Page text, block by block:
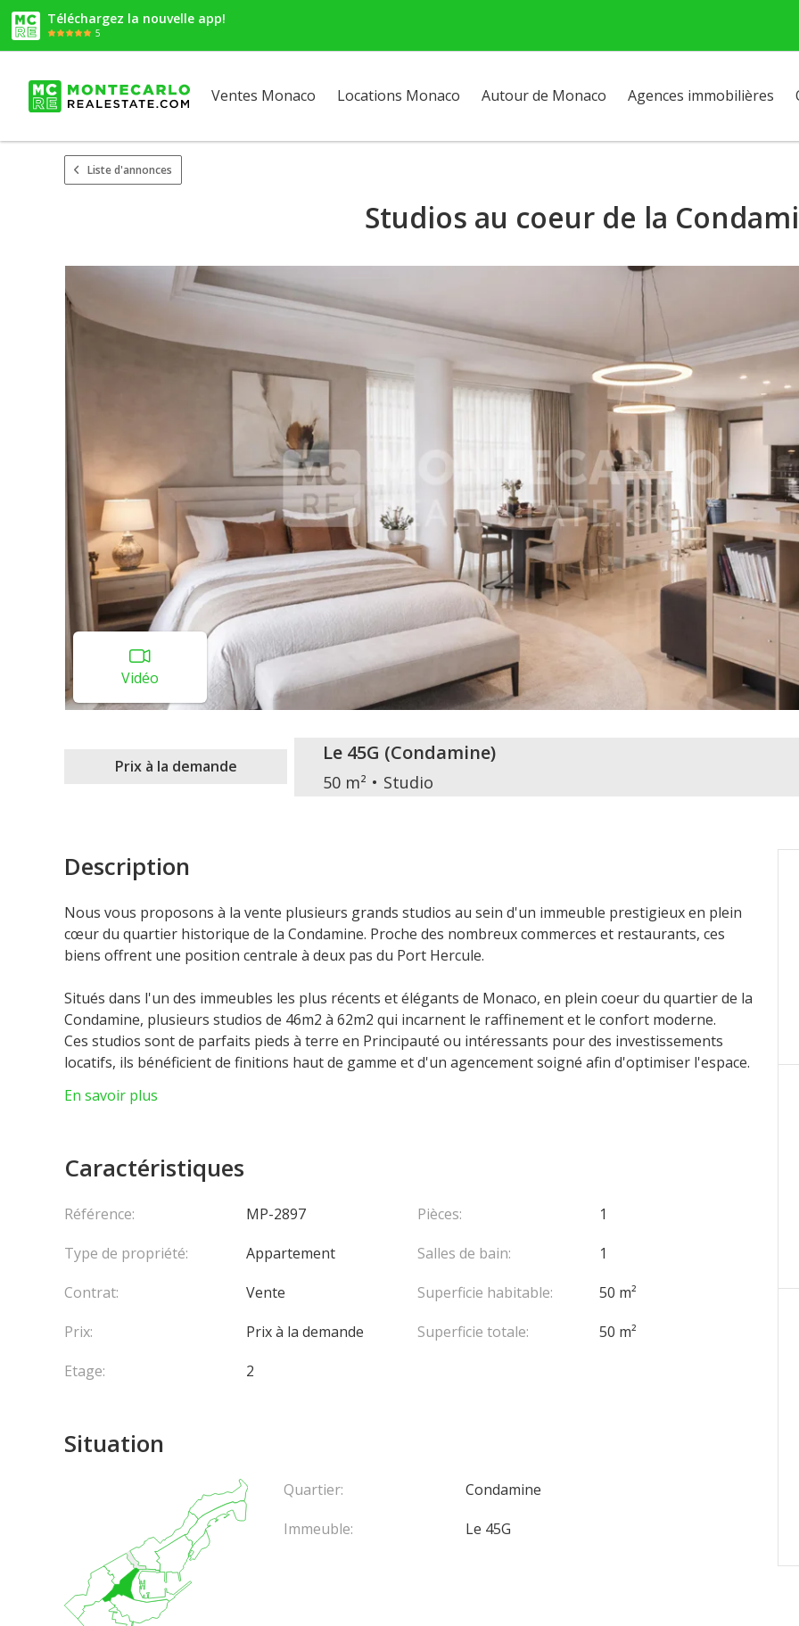
Téléchargez la nouvelle app!
5
Ventes Monaco Locations Monaco Autour de Monaco Agences immobilières
Liste d'annonces
Studios au coeur de la
Vidéo
Prix à la demande
Le 45G (Condamine)
50 m² Studio
Description
Nous vous proposons à la vente plusieurs grands studios au sein d'un immeuble prestigieux en plein
cœur du quartier historique de la Condamine. Proche des nombreux commerces et restaurants, ces
biens offrent une position centrale à deux pas du Port Hercule.
Situés dans l'un des immeubles les plus récents et élégants de Monaco, en plein coeur du quartier de la
Condamine, plusieurs studios de 46m2 à 62m2 qui incarnent le raffinement et le confort moderne.
Ces studios sont de parfaits pieds à terre en Principauté ou intéressants pour des investissements
locatifs, ils bénéficient de finitions haut de gamme et d'un agencement soigné afin d'optimiser l'espace.
Chaque studio se compose d'un hall d'entrée, une pièce principale avec une cuisine ouverte, et une
au quotidien.
Les biens sont loués avec des échéances annuelles.
La résidence 45 G à Monaco est un véritable joyau architectural moderne qui allie style contemporain et
en marbre, des équipements haut de gamme et des installations design.
En savoir plus
Caractéristiques
Référence:
MP-2897
Type de propriété:
Appartement
Contrat:
Vente
Prix:
Prix à la demande
Etage:
2
Pièces:
1
Salles de bain:
1
Superficie habitable:
50 m²
Superficie totale:
50 m²
Situation
Quartier:
Condamine
Immeuble:
Le 45G